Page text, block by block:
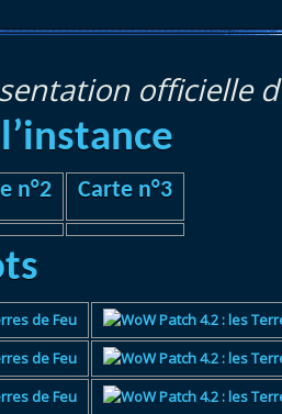
officielle
n°2 Carte n°3